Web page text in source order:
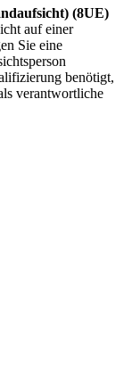
(8UE)
auf einer
Sie eine
benötigt,
verantwortliche